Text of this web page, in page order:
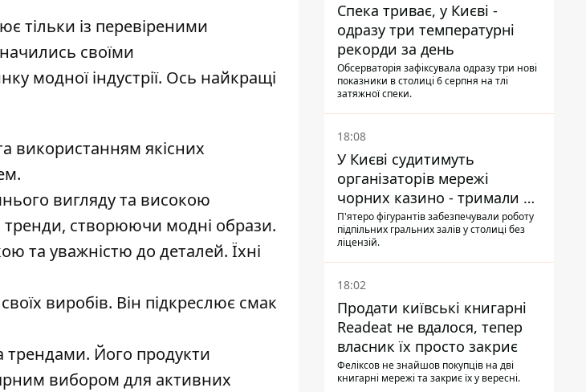
тільки із перевіреними
своїми
модної індустрії. Ось найкращі
використанням якісних
вигляду та високою
тренди, створюючи модні образи.
та уважністю до деталей. Їхні
виробів. Він підкреслює смак
трендами. Його продукти
вибором для активних
Спека триває, у Києві -
одразу три температурні
рекорди за день
Обсерваторія зафіксувала одразу три нові
показники в столиці 6 серпня на тлі
затяжної спеки.
18:08
У Києві судитимуть
організаторів мережі
чорних казино - тримали 39
закладів
П'ятеро фігурантів забезпечували роботу
підпільних гральних залів у столиці без
ліцензій.
18:02
Продати київські книгарні
Readeat не вдалося, тепер
власник їх просто закриє
Феліксов не знайшов покупців на дві
книгарні мережі та закриє їх у вересні.